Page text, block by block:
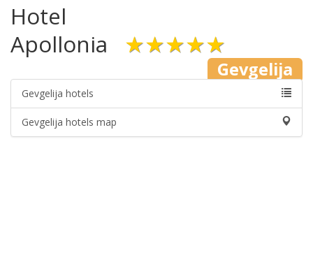
Hotel
Apollonia
★★★★★
Gevgelija
Gevgelija hotels
Gevgelija hotels map